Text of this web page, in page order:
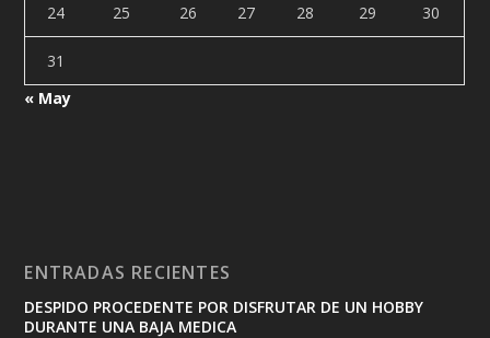
24 25 26 27 28 29 30
31
« May
ENTRADAS RECIENTES
DESPIDO PROCEDENTE POR DISFRUTAR DE UN HOBBY
DURANTE UNA BAJA MEDICA